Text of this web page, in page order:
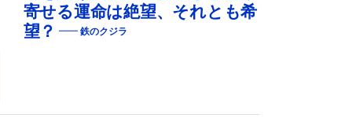
寄せる運命は絶望、それとも希
望？
鉄のクジラ